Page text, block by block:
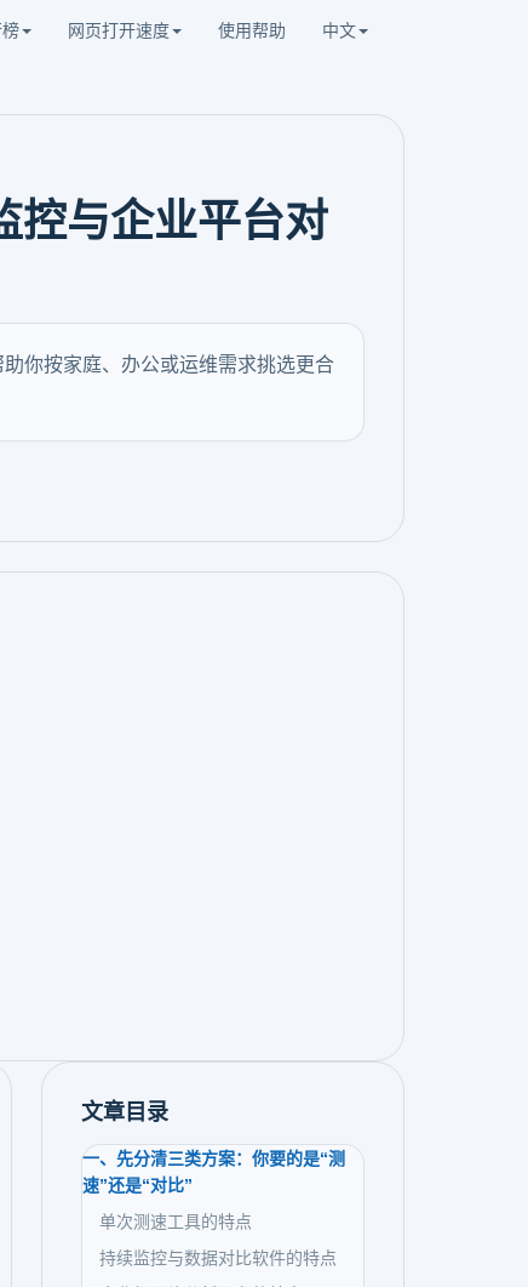
网页打开速度 使用帮助 中文
控与企业平台对
你按家庭、办公或运维需求挑选更合
文章目录
一、先分清三类方案：你要的是“测
速”还是“对比”
单次测速工具的特点
持续监控与数据对比软件的特点